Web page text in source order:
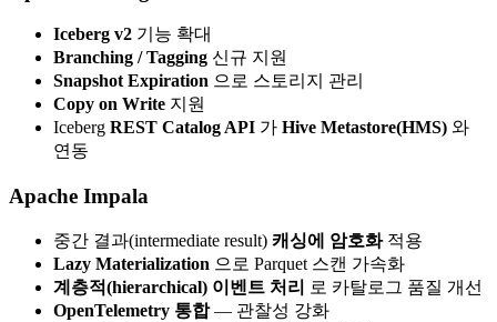
Iceberg v2 기능 확대
Branching / Tagging 신규 지원
Snapshot Expiration 으로 스토리지 관리
Copy on Write 지원
Iceberg REST Catalog API 가 Hive Metastore(HMS) 와
연동
Apache Impala
중간 결과(intermediate result) 캐싱에 암호화적용
Lazy Materialization 으로 Parquet 스캔 가속화
계층적(hierarchical) 이벤트 처리 로 카탈로그 품질 개선
OpenTelemetry 통합— 관찰성 강화